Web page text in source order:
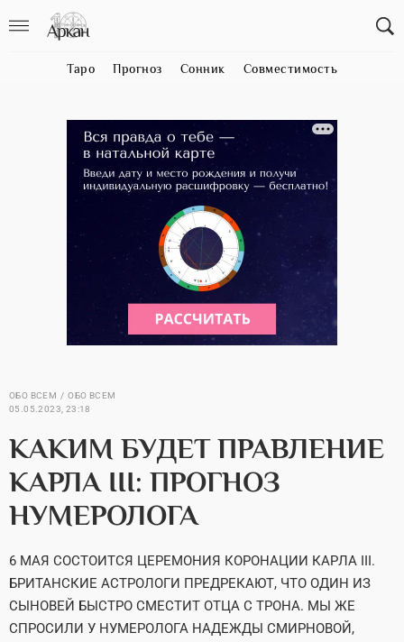
Таро Прогноз Сонник Совместимость
ОБО ВСЕМ
ОБО ВСЕМ
05.05.2023, 23:18
КАКИМ БУДЕТ ПРАВЛЕНИЕ
КАРЛА III: ПРОГНОЗ
НУМЕРОЛОГА
6 МАЯ СОСТОИТСЯ ЦЕРЕМОНИЯ КОРОНАЦИИ КАРЛА III.
БРИТАНСКИЕ АСТРОЛОГИ ПРЕДРЕКАЮТ, ЧТО ОДИН ИЗ
СЫНОВЕЙ БЫСТРО СМЕСТИТ ОТЦА С ТРОНА. МЫ ЖЕ
СПРОСИЛИ У НУМЕРОЛОГА НАДЕЖДЫ СМИРНОВОЙ,